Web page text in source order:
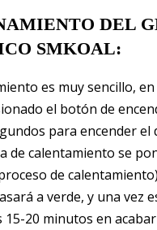
DEL
SMKOAL:
es muy sencillo,
el botón de
para encender el
de calentamiento se
de
a verde, y una vez
20 minutos en